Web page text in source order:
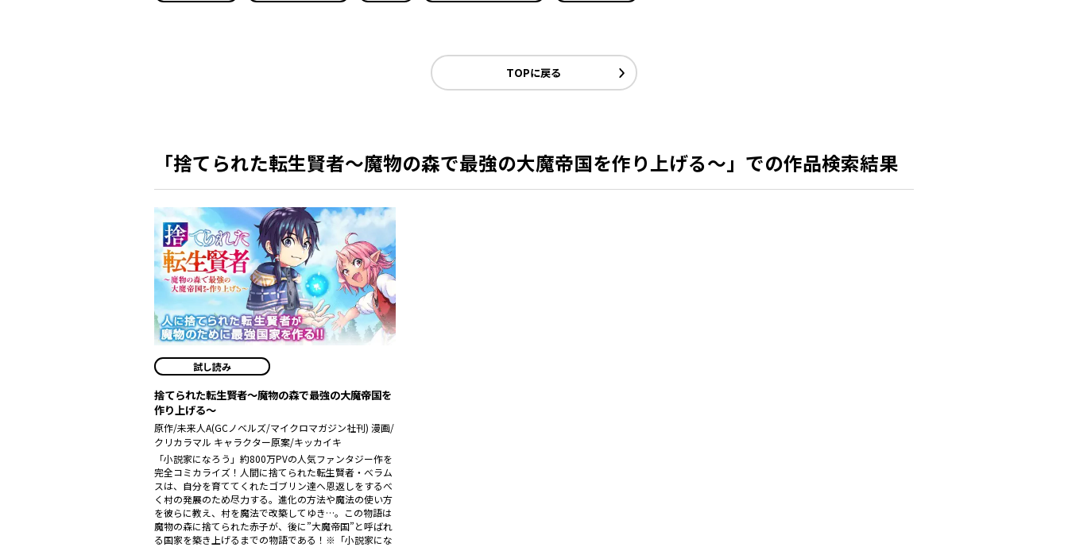
TOPに戻る
「捨てられた転生賢者～魔物の森で最強の大魔帝国を作り上げる～」での作品検索結果
試し読み
捨てられた転生賢者～魔物の森で最強の大魔帝国を
作り上げる～
原作/未来人A(GCノベルズ/マイクロマガジン社刊) 漫画/
クリカラマル キャラクター原案/キッカイキ
「小説家になろう」約800万PVの人気ファンタジー作を
完全コミカライズ！人間に捨てられた転生賢者・べラム
スは、自分を育ててくれたゴブリン達へ恩返しをするべ
く村の発展のため尽力する。進化の方法や魔法の使い方
を彼らに教え、村を魔法で改築してゆき…。この物語は
魔物の森に捨てられた赤子が、後に”大魔帝国”と呼ばれ
る国家を築き上げるまでの物語である！※「小説家にな